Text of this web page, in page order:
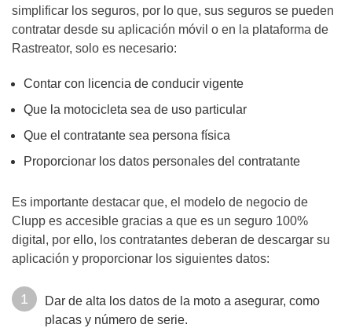
simplificar los seguros, por lo que, sus seguros se pueden
contratar desde su aplicación móvil o en la plataforma de
Rastreator, solo es necesario:
Contar con licencia de conducir vigente
Que la motocicleta sea de uso particular
Que el contratante sea persona física
Proporcionar los datos personales del contratante
Es importante destacar que, el modelo de negocio de
Clupp es accesible gracias a que es un seguro 100%
digital, por ello, los contratantes deberan de descargar su
aplicación y proporcionar los siguientes datos:
Dar de alta los datos de la moto a asegurar, como
placas y número de serie.